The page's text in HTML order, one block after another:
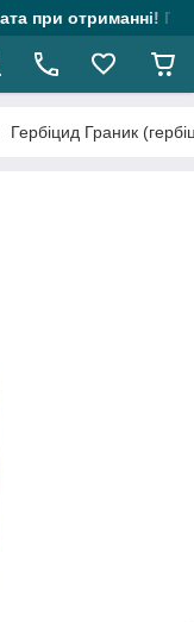
при отриманні!
Гербіцид Граник